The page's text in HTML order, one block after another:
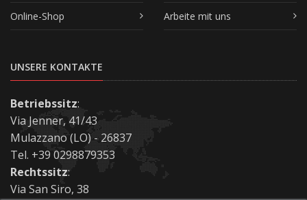
Online-Shop Arbeite mit uns
UNSERE KONTAKTE
Betriebssitz:
Via Jenner, 41/43
Mulazzano (LO) - 26837
Tel. +39 0298879353
Rechtssitz:
Via San Siro, 38